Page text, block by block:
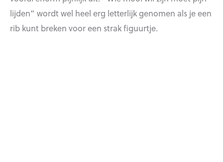
lijden” wordt wel heel erg letterlijk genomen als je een
rib kunt breken voor een strak figuurtje.